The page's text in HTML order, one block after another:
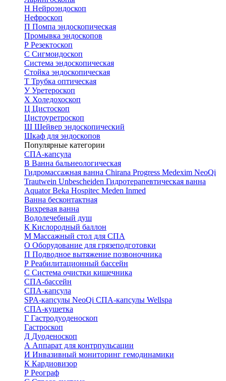
Н Нейроэндоскоп
Нефроскоп
П Помпа эндоскопическая
Промывка эндоскопов
Р Резектоскоп
С Сигмоидоскоп
Система эндоскопическая
Стойка эндоскопическая
Т Трубка оптическая
УУретероскоп
Х Холедохоскоп
Ц Цистоскоп
Цистоуретроскоп
Ш Шейвер эндоскопический
Шкаф для эндоскопов
Популярные категории
СПА-капсула
В Ванна бальнеологическая
Гидромассажная ванна Chirana Progress Medexim NeoQi
Trautwein Unbescheiden Гидротерапевтическая ванна
AquatorBeka Hospitec Meden Inmed
Ванна бесконтактная
Вихревая ванна
Водолечебный душ
К Кислородный баллон
М Массажный стол для СПА
О Оборудование для грязеподготовки
П Подводное вытяжение позвоночника
Р Реабилитационный бассейн
С Система очистки кишечника
СПА-бассейн
СПА-капсула
SPA-капсулы NeoQi СПА-капсулы Wellspa
СПА-кушетка
Г Гастродуоденоскоп
Гастроскоп
Д Дуоденоскоп
А Аппарат для контрпульсации
И Инвазивный мониторинг гемодинамики
К Кардиовизор
Р Реограф